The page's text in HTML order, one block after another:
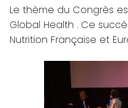
Le thème du Congrès
Global Health . Ce
Nutrition Française et